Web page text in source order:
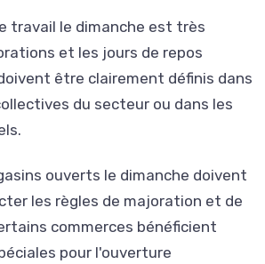
travail le dimanche est très
et les jours de repos
être clairement définis dans
du secteur ou dans les
ouverts le dimanche doivent
les règles de majoration et de
commerces bénéficient
pour l'ouverture